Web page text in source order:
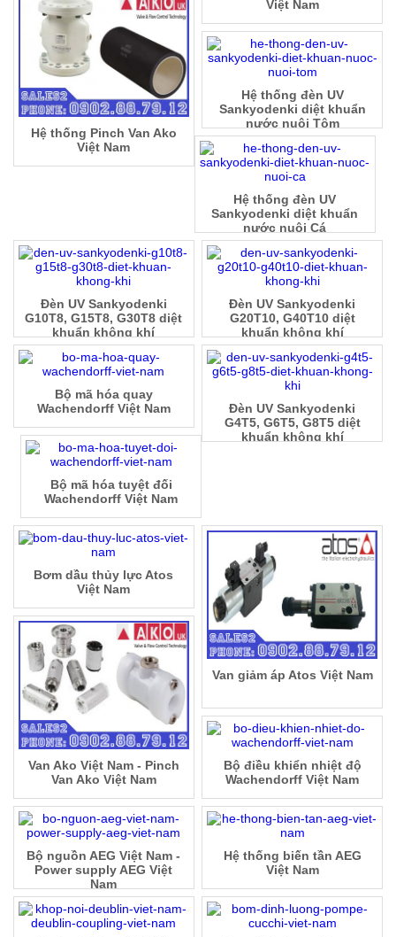
Việt Nam
Hệ thống Pinch Van Ako
Việt Nam
Hệ thống đèn UV
Sankyodenki diệt khuẩn
nước nuôi Tôm
Hệ thống đèn UV
Sankyodenki diệt khuẩn
nước nuôi Cá
Đèn UV Sankyodenki
G20T10, G40T10 diệt
khuẩn không khí
Đèn UV Sankyodenki
G10T8, G15T8, G30T8 diệt
khuẩn không khí
Đèn UV Sankyodenki
G4T5, G6T5, G8T5 diệt
khuẩn không khí
Bộ mã hóa quay
Wachendorff Việt Nam
Bộ mã hóa tuyệt đối
Wachendorff Việt Nam
Bơm dầu thủy lực Atos
Việt Nam
Van giảm áp Atos Việt Nam
Van Ako Việt Nam - Pinch
Van Ako Việt Nam
Bộ điều khiển nhiệt độ
Wachendorff Việt Nam
Bộ nguồn AEG Việt Nam -
Power supply AEG Việt
Nam
Hệ thống biến tần AEG
Việt Nam